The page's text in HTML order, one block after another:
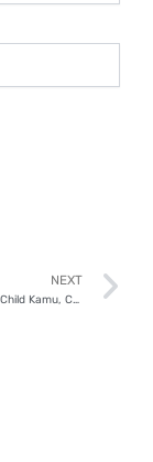
NEXT
Bangkitkan Inner Child Kamu, Coba 5 Playground Dewasa Terbaik di Jakarta